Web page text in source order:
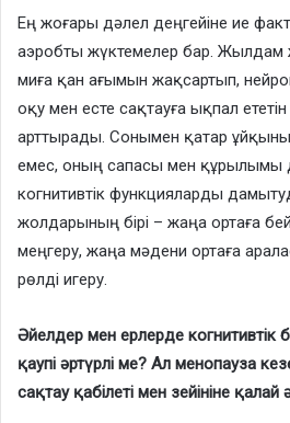
Ең жоғары дәлел деңгейіне ие
аэробты жүктемелер бар. Жылдам
миға қан ағымын жақсартып,
оқу мен есте сақтауға ықпал
арттырады. Сонымен қатар
емес, оның сапасы мен
когнитивтік функцияларды
жолдарының бірі – жаңа ортаға
меңгеру, жаңа мәдени ортаға
рөлді игеру.
Әйелдер мен ерлерде
қаупі әртүрлі ме? Ал менопауза
сақтау қабілеті мен зейініне қалай